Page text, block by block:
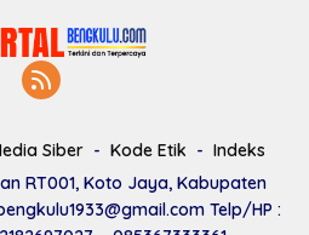
Siber Kode Etik
Indeks
RT001, Koto Jaya, Kabupaten
Telp/HP :